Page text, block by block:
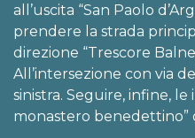
all’uscita “San Paolo
prendere la strada
direzione “Trescore
All’intersezione con via
sinistra. Seguire, infine,
monastero benedettino”